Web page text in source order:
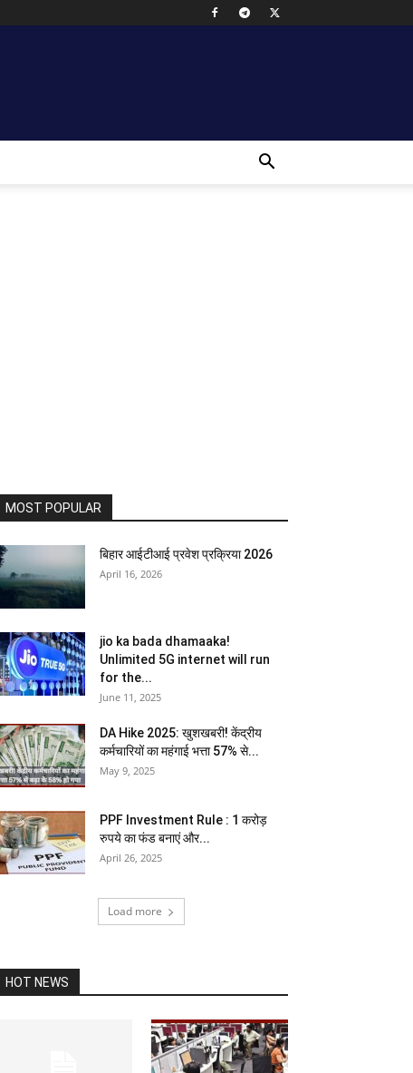
MOST POPULAR
बिहार आईटीआई प्रवेश प्रक्रिया 2026
April 16, 2026
jio ka bada dhamaaka!
Unlimited 5G internet will run
for the...
June 11, 2025
DA Hike 2025: खुशखबरी! केंद्रीय
कर्मचारियों का महंगाई भत्ता 57% से...
May 9, 2025
PPF Investment Rule : 1 करोड़
रुपये का फंड बनाएं और...
April 26, 2025
Load more
HOT NEWS